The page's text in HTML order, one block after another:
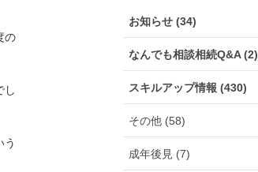
の
し
う
お知らせ (34)
なんでも相談相続Q&A (2)
スキルアップ情報 (430)
その他 (58)
成年後見 (7)